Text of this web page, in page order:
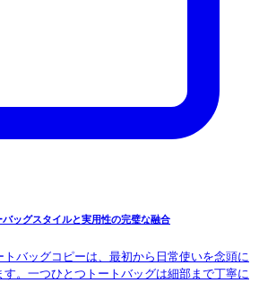
ッグスタイルと実用性の完璧な融合
バッグコピーは、最初から日常使いを念頭に
。一つひとつトートバッグは細部まで丁寧に